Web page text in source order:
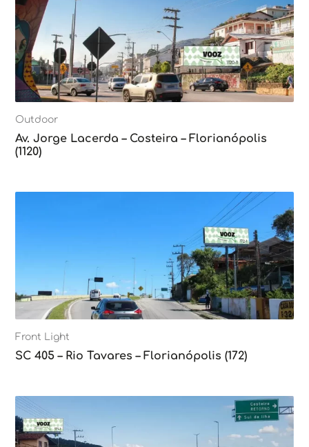
Outdoor
Av. Jorge Lacerda – Costeira – Florianópolis
(1120)
Front Light
SC 405 – Rio Tavares – Florianópolis (172)